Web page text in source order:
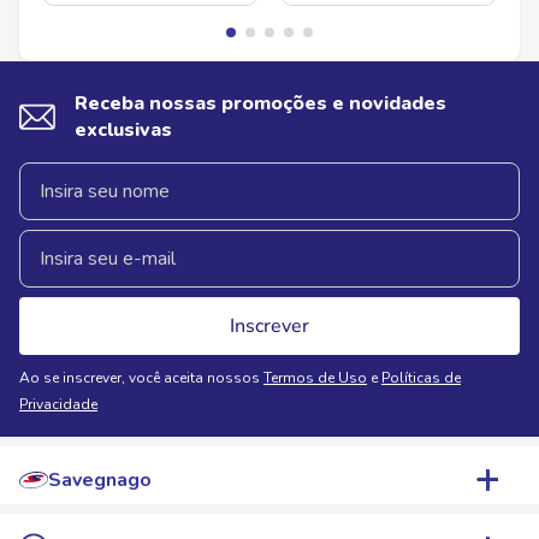
Receba nossas promoções e novidades
exclusivas
Inscrever
Ao se inscrever, você aceita nossos Termos de Uso e Políticas de
Privacidade
Savegnago